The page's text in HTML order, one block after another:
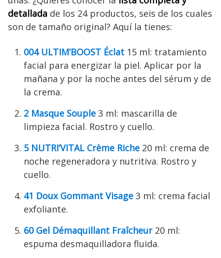
detallada de los 24 productos, seis de los cuales
son de tamaño original? Aquí la tienes:
004 ULTIM’BOOST Éclat 15 ml: tratamiento
facial para energizar la piel. Aplicar por la
mañana y por la noche antes del sérum y de
la crema.
2 Masque Souple 3 ml: mascarilla de
limpieza facial. Rostro y cuello.
5 NUTRI’VITAL Crème Riche 20 ml: crema de
noche regeneradora y nutritiva. Rostro y
cuello.
41 Doux Gommant Visage 3 ml: crema facial
exfoliante.
60 Gel Démaquillant Fraîcheur20 ml:
espuma desmaquilladora fluida.